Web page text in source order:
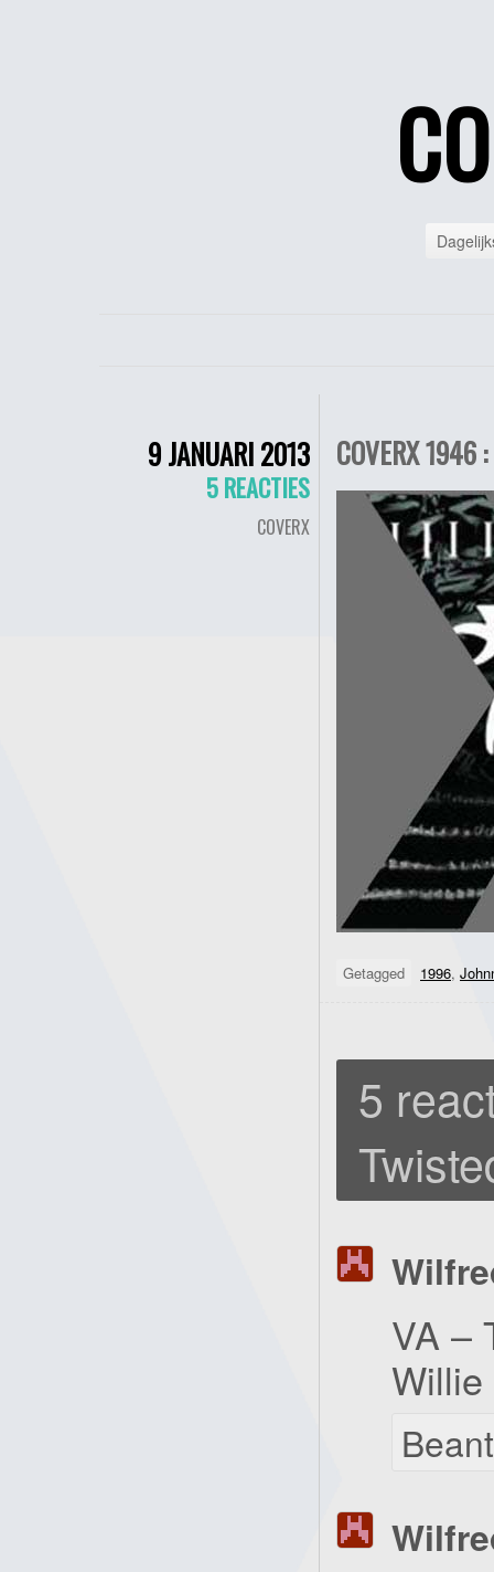
9 JANUARI 2013
5 REACTIES
COVERX
COVERX 1946
Getagged 1996,
5
VA –